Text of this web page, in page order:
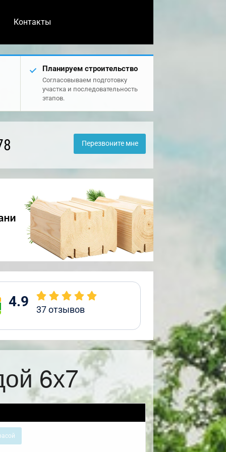
Контакты
Планируем строительство
Согласовываем подготовку
участка и последовательность
этапов.
Перезвоните мне
4.9 37отзывов
6х7